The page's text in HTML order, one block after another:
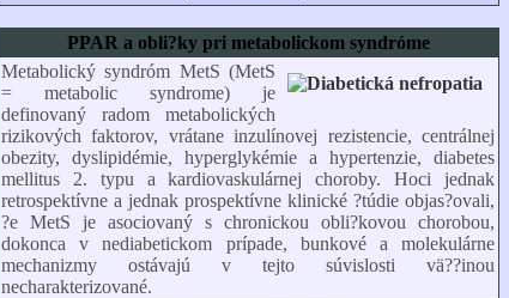
PPAR a obli?ky pri metabolickom syndróme
Metabolický syndróm MetS (MetS
= metabolic syndrome) je
definovaný radom metabolických
rizikových faktorov, vrátane inzulínovej rezistencie, centrálnej
obezity, dyslipidémie, hyperglykémie a hypertenzie, diabetes
mellitus 2. typu a kardiovaskulárnej choroby. Hoci jednak
retrospektívne a jednak prospektívne klinické ?túdie objas?ovali,
?e MetS je asociovaný s chronickou obli?kovou chorobou,
dokonca v nediabetickom prípade, bunkové a molekulárne
mechanizmy ostávajú v tejto súvislosti vä??inou
necharakterizované.